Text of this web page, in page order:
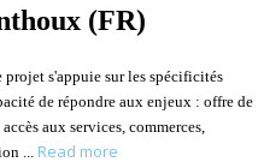
(FR)
projet s'appuie sur les spécificités
de répondre aux enjeux : offre de
aux services, commerces,
Read more